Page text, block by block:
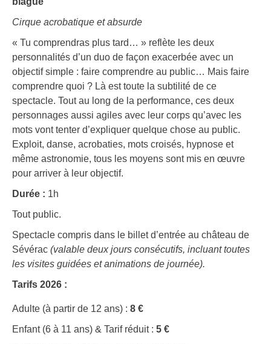
Cirque acrobatique et absurde
« Tu comprendras plus tard… » reflète les deux
personnalités d’un duo de façon exacerbée avec un
objectif simple : faire comprendre au public… Mais faire
comprendre quoi ? Là est toute la subtilité de ce
spectacle. Tout au long de la performance, ces deux
personnages aussi agiles avec leur corps qu’avec les
mots vont tenter d’expliquer quelque chose au public.
Exploit, danse, acrobaties, mots croisés, hypnose et
même astronomie, tous les moyens sont mis en œuvre
pour arriver à leur objectif.
Durée : 1h
Tout public.
Spectacle compris dans le billet d’entrée au château de
Sévérac (valable deux jours consécutifs, incluant toutes
les visites guidées et animations de journée).
Tarifs 2026 :
Adulte (à partir de 12 ans) : 8 €
Enfant (6 à 11 ans) & Tarif réduit : 5 €